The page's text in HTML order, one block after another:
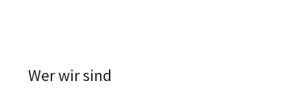
Wer wir sind